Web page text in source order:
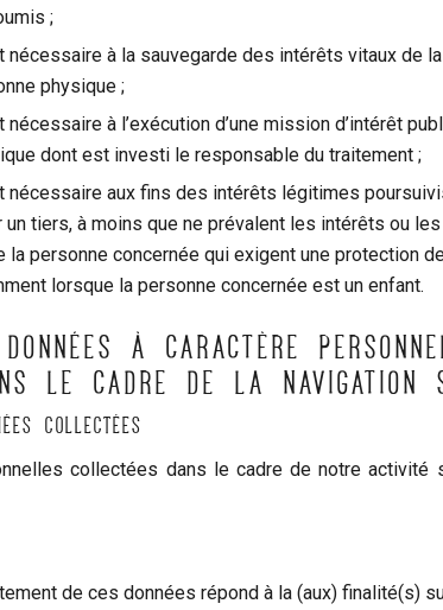
;
nécessaire à la sauvegarde des intérêts vitaux de
physique ;
à l’exécution d’une mission d’intérêt
dont est investi le responsable du traitement ;
nécessaire aux fins des intérêts légitimes
un tiers, à moins que ne prévalent les intérêts ou
la personne concernée qui exigent une protection
lorsque la personne concernée est un enfant.
À CARACTÈRE
LE CADRE DE LA NAVIGATION
collectées
collectées dans le cadre de notre activité
de ces données répond à la (aux) finalité(s)